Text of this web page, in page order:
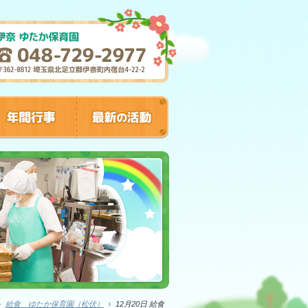
給食 ゆたか保育園（松伏） 12月20日 給食